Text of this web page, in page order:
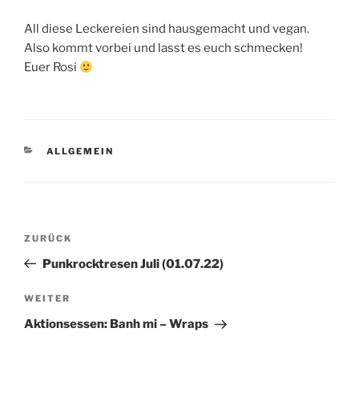
All diese Leckereien sind hausgemacht und vegan.
Also kommt vorbei und lasst es euch schmecken!
Euer Rosi
KATEGORIEN
ALLGEMEIN
Beitragsnavigation
Vorheriger
Beitrag
ZURÜCK
Punkrocktresen Juli (01.07.22)
Nächster
Beitrag
WEITER
Aktionsessen: Banh mi – Wraps